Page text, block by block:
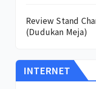
Review Stand
(Dudukan Meja)
INTERNET